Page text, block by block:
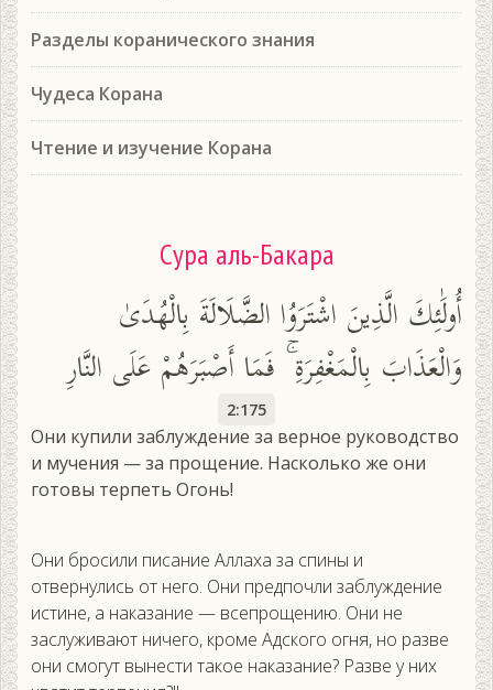
Разделы коранического знания
Чудеса Корана
Чтение и изучение Корана
Сура аль-Бакара
أُولَٰئِكَ الَّذِينَ اشْتَرَوُا الضَّلَالَةَ بِالْهُدَىٰ
وَالْعَذَابَ بِالْمَغْفِرَةِ ۚ فَمَا أَصْبَرَهُمْ عَلَى النَّارِ
2:175
Они купили заблуждение за верное руководство
и мучения — за прощение. Насколько же они
готовы терпеть Огонь!
Они бросили писание Аллаха за спины и
отвернулись от него. Они предпочли заблуждение
истине, а наказание — всепрощению. Они не
заслуживают ничего, кроме Адского огня, но разве
они смогут вынести такое наказание? Разве у них